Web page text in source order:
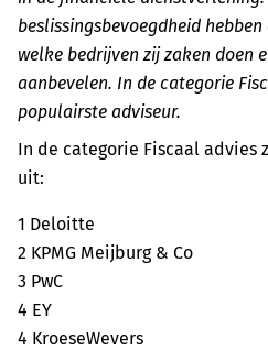
beslissingsbevoegdheid
welke bedrijven zij zaken doen
aanbevelen. In de categorie
populairste adviseur.
In de categorie Fiscaal advies
uit:
1 Deloitte
2 KPMG Meijburg & Co
3 PwC
4 EY
4 KroeseWevers